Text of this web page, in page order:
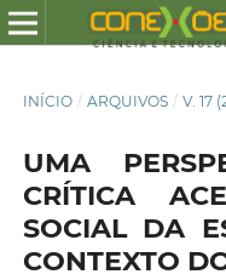
INÍCIO / ARQUIVOS / V. 17
UMA
CRÍTICA
SOCIAL DA
CONTEXTO